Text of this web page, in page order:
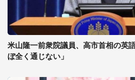
米山隆一前衆院議員、高市首相の英
ぼ全く通じない」